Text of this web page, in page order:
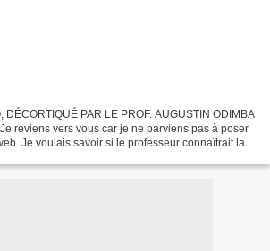
DÉCORTIQUÉ PAR LE PROF. AUGUSTIN ODIMBA
reviens vers vous car je ne parviens pas à poser
Je voulais savoir si le professeur connaîtrait la